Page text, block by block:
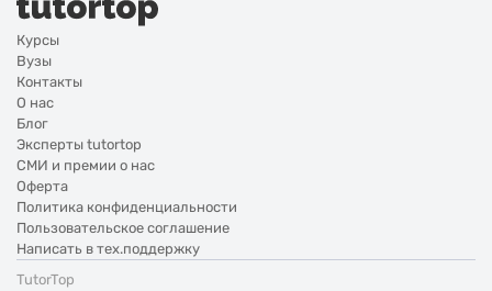
Курсы
Вузы
Контакты
О нас
Блог
Эксперты tutortop
СМИ и премии о нас
Оферта
Политика конфиденциальности
Пользовательское соглашение
Написать в тех.поддержку
TutorTop